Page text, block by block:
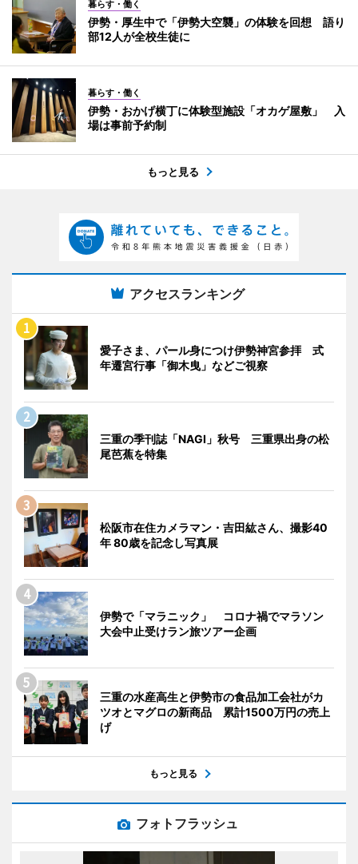
暮らす・働く
伊勢・厚生中で「伊勢大空襲」の体験を回想 語り
部12人が全校生徒に
暮らす・働く
伊勢・おかげ横丁に体験型施設「オカゲ屋敷」 入
場は事前予約制
もっと見る
アクセスランキング
愛子さま、パール身につけ伊勢神宮参拝 式
年遷宮行事「御木曳」などご視察
三重の季刊誌「NAGI」秋号 三重県出身の松
尾芭蕉を特集
松阪市在住カメラマン・吉田紘さん、撮影40
年 80歳を記念し写真展
伊勢で「マラニック」 コロナ禍でマラソン
大会中止受けラン旅ツアー企画
三重の水産高生と伊勢市の食品加工会社がカ
ツオとマグロの新商品 累計1500万円の売上
げ
もっと見る
フォトフラッシュ